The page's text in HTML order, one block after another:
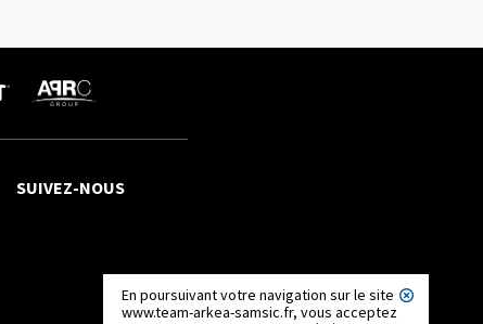
En poursuivant votre navigation sur le site
www.team-arkea-samsic.fr, vous acceptez
SUIVEZ-NOUS